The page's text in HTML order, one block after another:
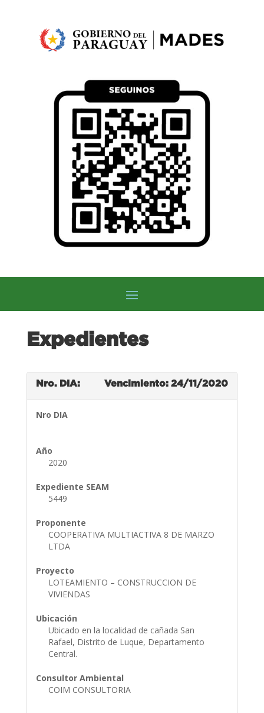
Expedientes
Nro. DIA: Vencimiento: 24/11/2020
Nro DIA
Año
2020
Expediente SEAM
5449
Proponente
COOPERATIVA MULTIACTIVA 8 DE MARZO
LTDA
Proyecto
LOTEAMIENTO – CONSTRUCCION DE
VIVIENDAS
Ubicación
Ubicado en la localidad de cañada San
Rafael, Distrito de Luque, Departamento
Central.
Consultor Ambiental
COIM CONSULTORIA